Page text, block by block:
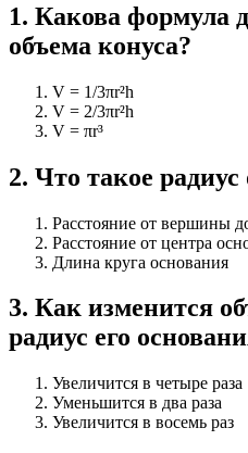
1. Какова формула
объема конуса?
V = 1/3πr²h
V = 2/3πr²h
V = πr³
2. Что такое радиус
Расстояние от вершины
Расстояние от центра
Длина круга основания
3. Как изменится
радиус его
Увеличится в четыре раза
Уменьшится в два раза
Увеличится в восемь раз